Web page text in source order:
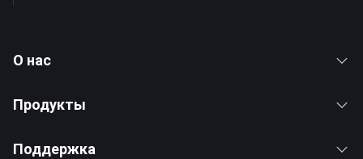
О нас
Продукты
Поддержка